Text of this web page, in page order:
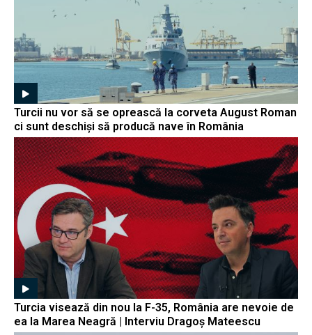
Turcii nu vor să se oprească la corveta August Roman
ci sunt deschiși să producă nave în România
Turcia visează din nou la F-35, România are nevoie de
ea la Marea Neagră | Interviu Dragoș Mateescu